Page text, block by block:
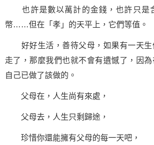
也許是數以萬計的金錢，也許只是
幣……但在「孝」的天平上，它們等值。
好好生活，善待父母，如果有一天生
走了，那麼我們也就不會有遺憾了，因
自己已做了該做的。
父母在，人生尚有來處，
父母去，人生只剩歸途，
珍惜你還能擁有父母的每一天吧，